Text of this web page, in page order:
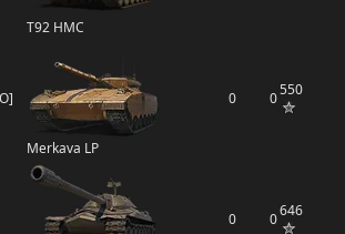
T92 HMC
Merkava LP
0 0550
0 0646